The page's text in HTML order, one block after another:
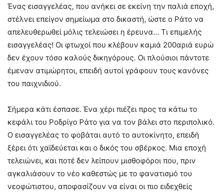
Ένας εισαγγελέας, που ανήκει σε εκείνη την παλιά εποχή,
στέλνει επείγον σημείωμα στο δικαστή, ώστε ο Ράτο να
απελευθερωθεί μόλις τελειώσει η έρευνα… Τι επιμελής
εισαγγελέας! Οι φτωχοί που κλέβουν καμιά 200αριά ευρώ
δεν έχουν τόσο καλούς δικηγόρους. Οι πλούσιοι πάντοτε
έμεναν ατιμώρητοι, επειδή αυτοί γράφουν τους κανόνες
του παιχνιδιού.
Σήμερα κάτι έσπασε. Ένα χέρι πιέζει προς τα κάτω το
κεφάλι του Ροδρίγο Ράτο για να τον βάλει στο περιπολικό.
Ο εισαγγελέας το φοβάται αυτό το αυτοκίνητο, επειδή
ξέρει ότι χαϊδεύεται και ο δικός του σβέρκος. Μια εποχή
τελειώνει, και ποτέ δεν λείπουν μισθοφόροι που, πριν
αγκαλιάσουν το νέο καθεστώς με το φανατισμό του
νεοφώτιστου, αποφασίζουν να είναι οι πιο ειδεχθείς